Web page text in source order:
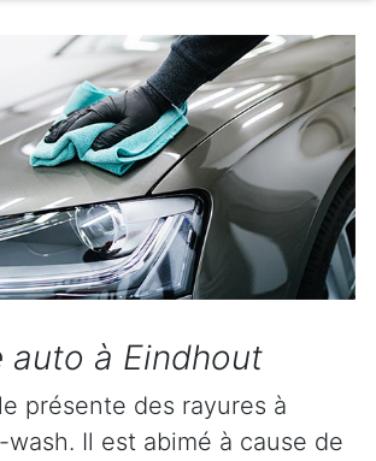
auto à Eindhout
présente des rayures à
wash. Il est abimé à cause de